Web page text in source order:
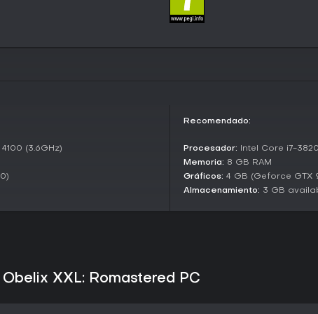
de que se agote el tiempo, a
La narrativa mantiene la
y Panorámix aparecen como
rescate e introduce nuevas
región.
aficionados de las plataformas
exploración sencillos, sin la
(3.6GHz)
Recomendado:
Procesador: Intel Core i7-
Memoria: 8 GB RAM
Gráficos: 4 GB (Geforce GTX
Almacenamiento: 3 GB
XXL: Romastered PC